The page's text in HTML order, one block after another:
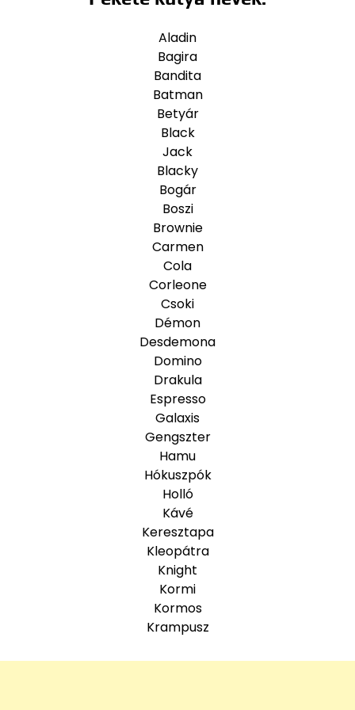
Aladin
Bagira
Bandita
Batman
Betyár
Black
Jack
Blacky
Bogár
Boszi
Brownie
Carmen
Cola
Corleone
Csoki
Démon
Desdemona
Domino
Drakula
Espresso
Galaxis
Gengszter
Hamu
Hókuszpók
Holló
Kávé
Keresztapa
Kleopátra
Knight
Kormi
Kormos
Krampusz